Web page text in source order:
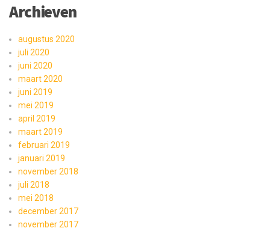
Archieven
augustus 2020
juli 2020
juni 2020
maart 2020
juni 2019
mei 2019
april 2019
maart 2019
februari 2019
januari 2019
november 2018
juli 2018
mei 2018
december 2017
november 2017